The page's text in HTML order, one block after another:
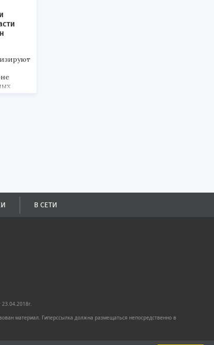
В СЕТИ
материал. Гиперссылка должна размещаться непосредственно в